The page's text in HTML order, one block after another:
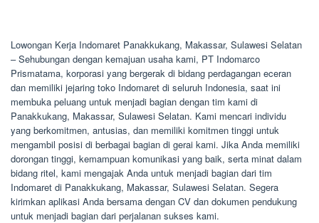
Lowongan Kerja Indomaret Panakkukang, Makassar, Sulawesi Selatan
– Sehubungan dengan kemajuan usaha kami, PT Indomarco
Prismatama, korporasi yang bergerak di bidang perdagangan eceran
dan memiliki jejaring toko Indomaret di seluruh Indonesia, saat ini
membuka peluang untuk menjadi bagian dengan tim kami di
Panakkukang, Makassar, Sulawesi Selatan. Kami mencari individu
yang berkomitmen, antusias, dan memiliki komitmen tinggi untuk
mengambil posisi di berbagai bagian di gerai kami. Jika Anda memiliki
dorongan tinggi, kemampuan komunikasi yang baik, serta minat dalam
bidang ritel, kami mengajak Anda untuk menjadi bagian dari tim
Indomaret di Panakkukang, Makassar, Sulawesi Selatan. Segera
kirimkan aplikasi Anda bersama dengan CV dan dokumen pendukung
untuk menjadi bagian dari perjalanan sukses kami.